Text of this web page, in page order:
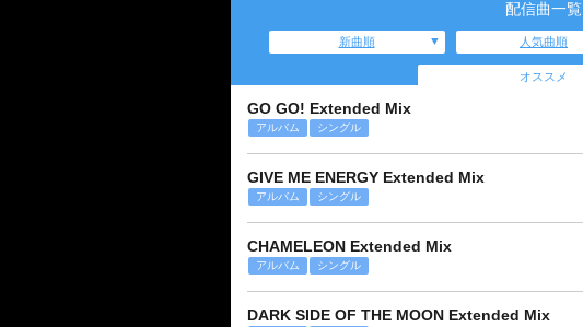
配信曲一覧
新曲順 人気曲順
オススメ
GO GO! Extended Mix
アルバム シングル
GIVE ME ENERGY Extended Mix
アルバム シングル
CHAMELEON Extended Mix
アルバム シングル
DARK SIDE OF THE MOON Extended Mix